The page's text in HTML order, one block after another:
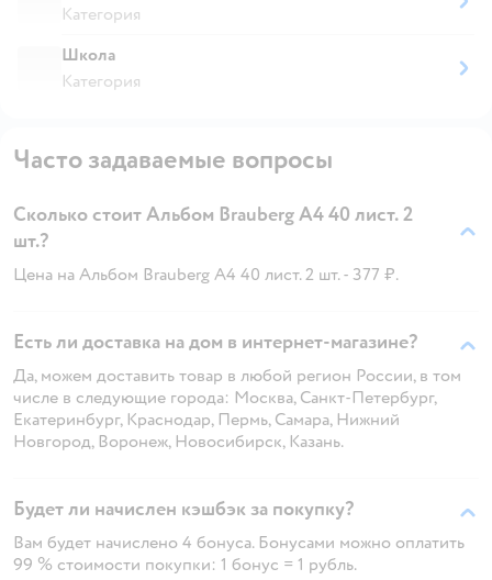
Категория
Школа
Категория
Часто задаваемые вопросы
Сколько стоит Альбом Brauberg А4 40 лист. 2
шт.?
Цена на Альбом Brauberg А4 40 лист. 2 шт. - 377 ₽.
Есть ли доставка на дом в интернет-магазине?
Да, можем доставить товар в любой регион России, в том
числе в следующие города: Москва, Санкт-Петербург,
Екатеринбург, Краснодар, Пермь, Самара, Нижний
Новгород, Воронеж, Новосибирск, Казань.
Будет ли начислен кэшбэк за покупку?
Вам будет начислено 4 бонуса. Бонусами можно оплатить
99 % стоимости покупки: 1 бонус = 1 рубль.